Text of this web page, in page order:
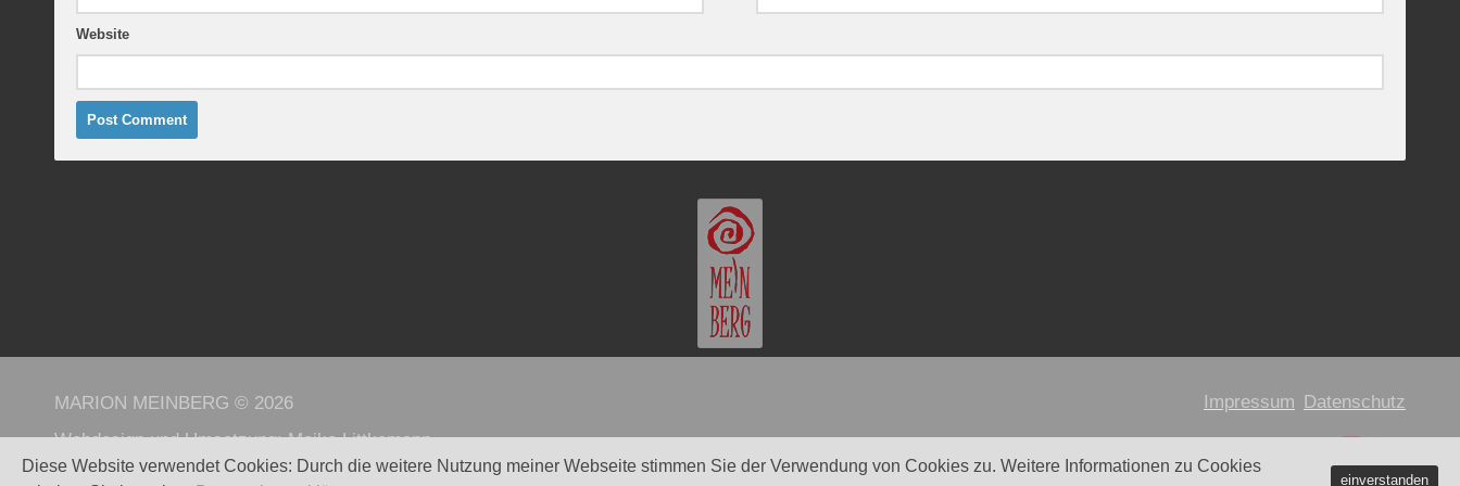
Website
Impressum Datenschutz
MARION MEINBERG © 2026
Webdesign und Umsetzung:Maike Littkemann
Powered byWordPress. - Theme byAlx.
Diese Website verwendet Cookies: Durch die weitere Nutzung meiner Webseite stimmen Sie der Verwendung von Cookies zu. Weitere Informationen zu Cookies
einverstanden